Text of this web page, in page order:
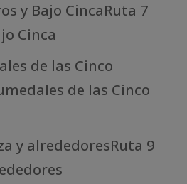
y Bajo CincaRuta 7
Cinca
de las Cinco
de las Cinco
y alrededoresRuta 9